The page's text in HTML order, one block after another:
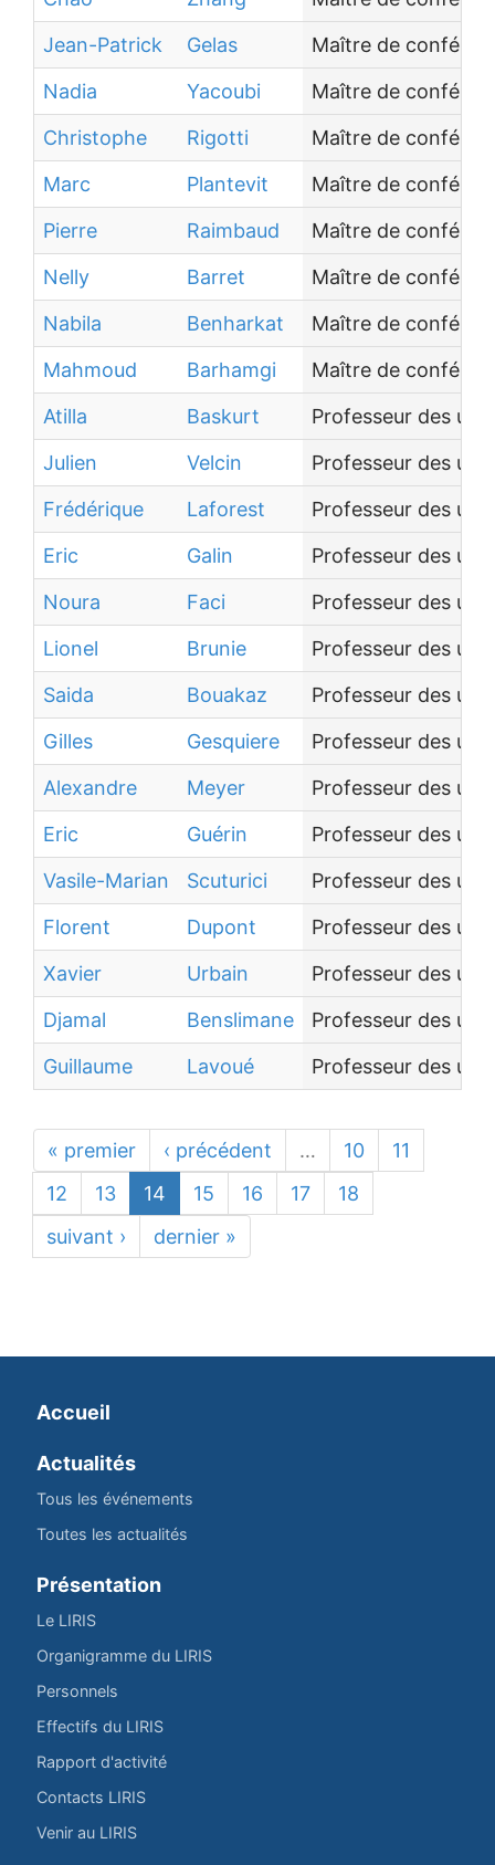
Jean-Patrick
Gelas
Maître de
Nadia
Yacoubi
Maître de
Christophe
Rigotti
Maître de
Marc
Plantevit
Maître de
Pierre
Raimbaud
Maître de
Nelly
Barret
Maître de
Nabila
Benharkat
Maître de
Mahmoud
Barhamgi
Maître de
Atilla
Baskurt
Professeur des
Julien
Velcin
Professeur des
Frédérique
Laforest
Professeur des
Eric
Galin
Professeur des
Noura
Faci
Professeur des
Lionel
Brunie
Professeur des
Saida
Bouakaz
Professeur des
Gilles
Gesquiere
Professeur des
Alexandre
Meyer
Professeur des
Eric
Guérin
Professeur des
Vasile-Marian
Scuturici
Professeur des
Florent
Dupont
Professeur des
Xavier
Urbain
Professeur des
Djamal
Benslimane
Professeur des
Guillaume
Lavoué Professeur des
« premier ‹ précédent … 10
11
12
13 14 15 16 17
18
suivant ›
dernier »
Accueil
Actualités
Tous les événements
Toutes les actualités
Présentation
Le LIRIS
Organigramme du LIRIS
Personnels
Effectifs du LIRIS
Rapport d'activité
Contacts LIRIS
Venir au LIRIS